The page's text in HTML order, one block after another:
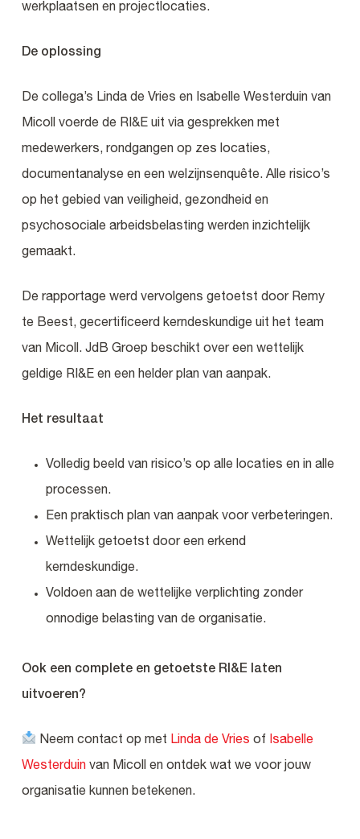
werkplaatsen en projectlocaties.
De oplossing
De collega’s Linda de Vries en Isabelle Westerduin van
Micoll voerde de RI&E uit via gesprekken met
medewerkers, rondgangen op zes locaties,
documentanalyse en een welzijnsenquête. Alle risico’s
op het gebied van veiligheid, gezondheid en
psychosociale arbeidsbelasting werden inzichtelijk
gemaakt.
De rapportage werd vervolgens getoetst door Remy
te Beest, gecertificeerd kerndeskundige uit het team
van Micoll. JdB Groep beschikt over een wettelijk
geldige RI&E en een helder plan van aanpak.
Het resultaat
Volledig beeld van risico’s op alle locaties en in alle
processen.
Een praktisch plan van aanpak voor verbeteringen.
Wettelijk getoetst door een erkend
kerndeskundige.
Voldoen aan de wettelijke verplichting zonder
onnodige belasting van de organisatie.
Ook een complete en getoetste RI&E laten
uitvoeren?
Neem contact op met Linda de Vries of Isabelle
Westerduinvan Micoll en ontdek wat we voor jouw
organisatie kunnen betekenen.